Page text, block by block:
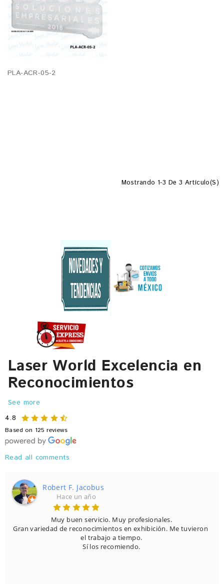
PLA-ACR-05-2
Mostrando 1-3 De 3 Artículo(s)
Laser World Excelencia en
Reconocimientos
See more
4.8
Based on 125 reviews
Read all comments
Muy profesionales.
en exhibición. Me tuvieron
Honestamente, si quieres
el
Tienen infinidad de